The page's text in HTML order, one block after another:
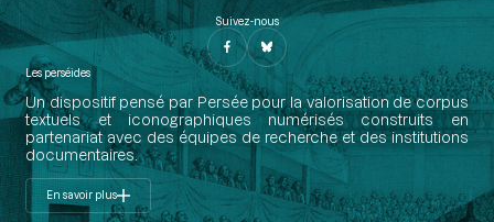
Suivez-nous
Les perséides
Un dispositif pensé par Persée pour la valorisation de corpus
textuels et iconographiques numérisés construits en
partenariat avec des équipes de recherche et des institutions
documentaires.
En savoir plus